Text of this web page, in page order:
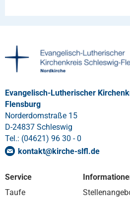
Evangelisch-Lutherischer
Flensburg
Norderdomstraße 15
D-24837 Schleswig
Tel.: (04621) 96 30 - 0
kontakt@kirche-slfl.de
Service
Taufe